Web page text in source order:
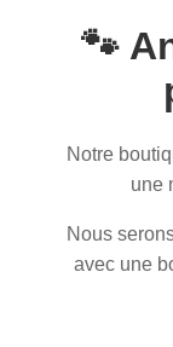
🐾
Notre
une
Nous
avec une